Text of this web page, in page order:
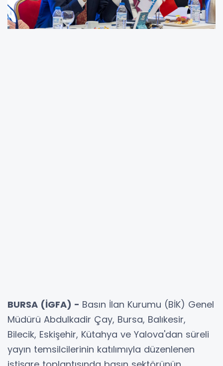
BURSA (İGFA) - Basın İlan Kurumu (BİK) Genel
Müdürü Abdulkadir Çay, Bursa, Balıkesir,
Bilecik, Eskişehir, Kütahya ve Yalova'dan süreli
yayın temsilcilerinin katılımıyla düzenlenen